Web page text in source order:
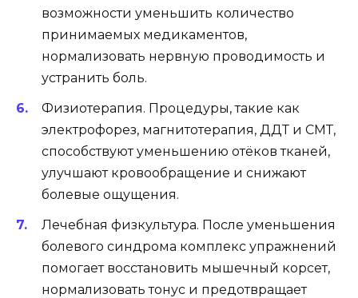
возможности уменьшить количество
принимаемых медикаментов,
нормализовать нервную проводимость и
устранить боль.
Физиотерапия. Процедуры, такие как
электрофорез, магнитотерапия, ДДТ и СМТ,
способствуют уменьшению отёков тканей,
улучшают кровообращение и снижают
болевые ощущения.
Лечебная физкультура. После уменьшения
болевого синдрома комплекс упражнений
помогает восстановить мышечный корсет,
нормализовать тонус и предотвращает